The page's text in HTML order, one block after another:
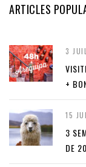
ARTICLES
3
+
15
3
DE